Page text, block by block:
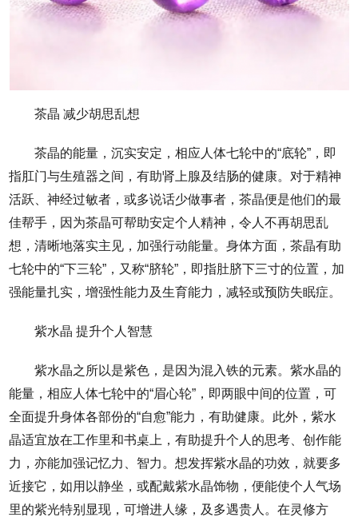
茶晶 减少胡思乱想
茶晶的能量，沉实安定，相应人体七轮中的“底轮”，即
指肛门与生殖器之间，有助肾上腺及结肠的健康。对于精神
活跃、神经过敏者，或多说话少做事者，茶晶便是他们的最
佳帮手，因为茶晶可帮助安定个人精神，令人不再胡思乱
想，清晰地落实主见，加强行动能量。身体方面，茶晶有助
七轮中的“下三轮”，又称“脐轮”，即指肚脐下三寸的位置，加
强能量扎实，增强性能力及生育能力，减轻或预防失眠症。
紫水晶 提升个人智慧
紫水晶之所以是紫色，是因为混入铁的元素。紫水晶的
能量，相应人体七轮中的“眉心轮”，即两眼中间的位置，可
全面提升身体各部份的“自愈”能力，有助健康。此外，紫水
晶适宜放在工作里和书桌上，有助提升个人的思考、创作能
力，亦能加强记忆力、智力。想发挥紫水晶的功效，就要多
近接它，如用以静坐，或配戴紫水晶饰物，便能使个人气场
里的紫光特别显现，可增进人缘，及多遇贵人。在灵修方